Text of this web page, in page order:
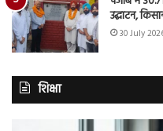
उद्घाटन,
30 July
शिक्षा